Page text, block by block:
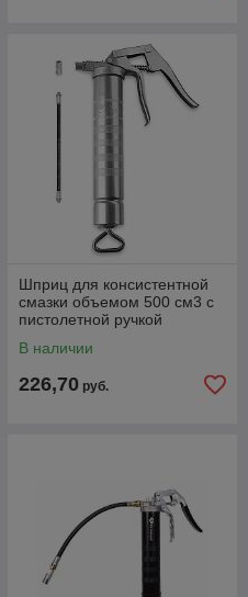
Шприц для консистентной
смазки объемом 500 см3 с
пистолетной ручкой
В наличии
226,70 руб.